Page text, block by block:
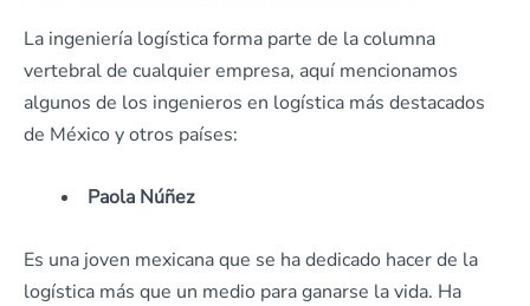
La ingeniería logística forma parte de la columna
vertebral de cualquier empresa, aquí mencionamos
algunos de los ingenieros en logística más destacados
de México y otros países:
Paola Núñez
Es una joven mexicana que se ha dedicado hacer de la
logística más que un medio para ganarse la vida. Ha